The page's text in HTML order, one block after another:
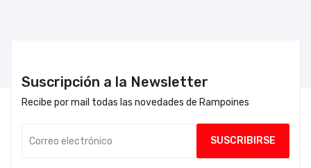
Suscripción a la Newsletter
Recibe por mail todas las novedades de Rampoines